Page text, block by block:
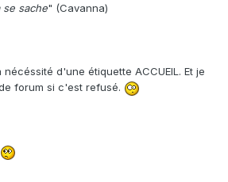
se sache" (Cavanna)
d'une étiquette ACCUEIL. Et je
forum si c'est refusé.